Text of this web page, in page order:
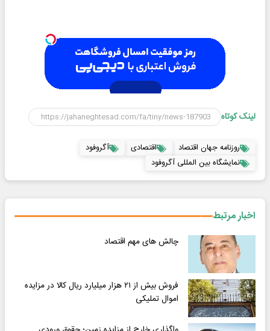
لینک کوتاه
روزنامه جهان اقتصاد اقتصادی
آگروفود
نمایشگاه بین المللی آگروفود
اخبار مرتبط
چالش های مهم اقتصاد
فروش بیش از ۲۱ هزار میلیارد ریال کالا در مزایده
اموال تملیکی